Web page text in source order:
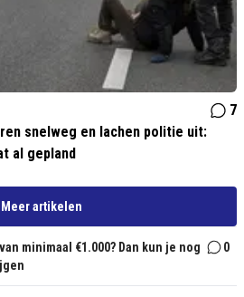
7
snelweg en lachen politie uit:
al gepland
Meer artikelen
minimaal €1.000? Dan kun je nog
0